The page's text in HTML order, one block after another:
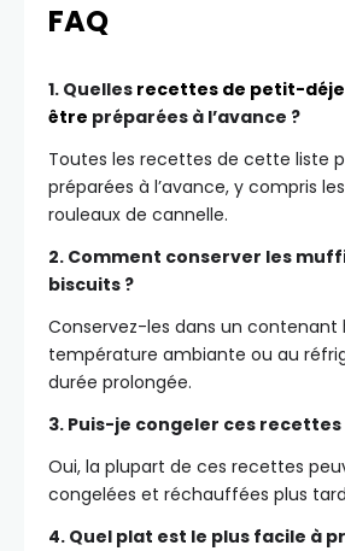
FAQ
1. Quelles recettes de petit-
être préparées à l’avance ?
Toutes les recettes de cette liste
préparées à l’avance, y compris
rouleaux de cannelle.
2. Comment conserver les
biscuits ?
Conservez-les dans un contenant
température ambiante ou au
durée prolongée.
3. Puis-je congeler ces recettes
Oui, la plupart de ces recettes
congelées et réchauffées plus
4. Quel plat est le plus facile à